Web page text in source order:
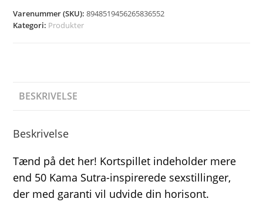
Varenummer (SKU):8948519456265836552
Kategori: Produkter
BESKRIVELSE
Beskrivelse
Tænd på det her! Kortspillet indeholder mere
end 50 Kama Sutra-inspirerede sexstillinger,
der med garanti vil udvide din horisont.